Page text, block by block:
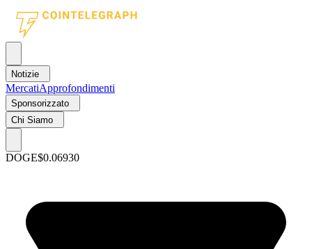
Notizie
MercatiApprofondimenti
Sponsorizzato
Chi Siamo
DOGE$0.06930